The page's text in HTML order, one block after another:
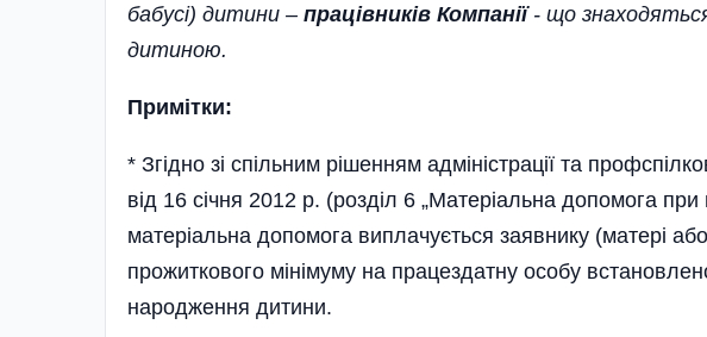
бабусі) дитини – працівників Компанії- що
дитиною.
Примітки:
* Згідно зі спільним рішенням адміністрації та
від 16 січня 2012 р. (розділ 6 „Матеріальна допомога
матеріальна допомога виплачується заявнику (матері
прожиткового мінімуму на працездатну особу
народження дитини.